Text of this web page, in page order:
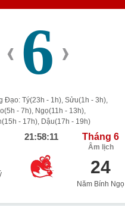
‹ 6 ›
Đạo: Tý(23h - 1h), Sửu(1h - 3h),
- 7h), Ngọ(11h - 13h),
- 17h), Dậu(17h - 19h)
21:58:11 Tháng 6
Âm lịch
24
Năm Bính Ngọ